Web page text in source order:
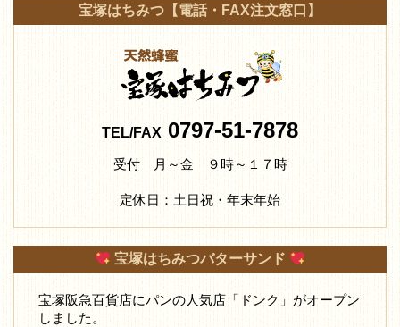
宝塚はちみつ【電話・FAX注文窓口】
TEL/FAX0797-51-7878
受付 月～金 ９時～１７時
定休日：土日祝・年末年始
宝塚はちみつバターサンド
宝塚阪急百貨店にパンの人気店「ドンク」がオープン
しました。